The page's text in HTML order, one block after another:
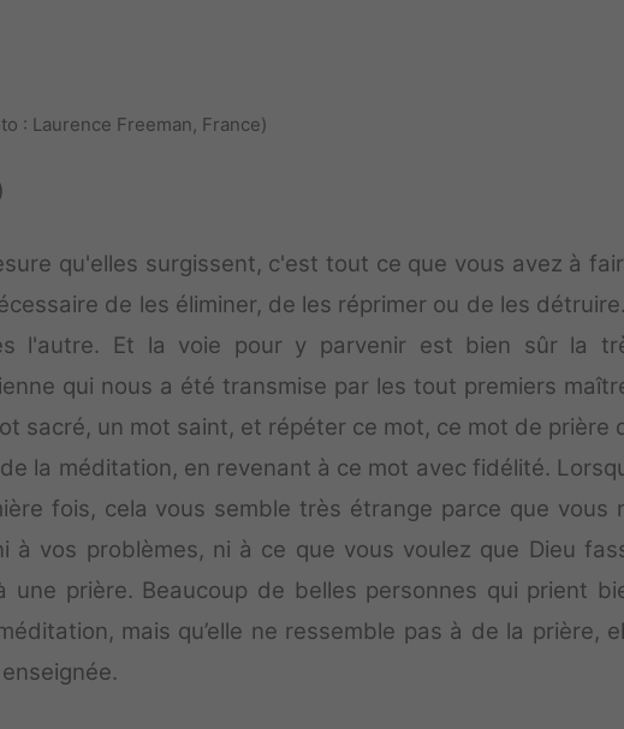
: Laurence Freeman, France)
qu'elles surgissent, c'est tout ce que vous avez à
de les éliminer, de les réprimer ou de les
l'autre. Et la voie pour y parvenir est bien sûr la
qui nous a été transmise par les tout premiers
sacré, un mot saint, et répéter ce mot, ce mot de prière
la méditation, en revenant à ce mot avec fidélité.
fois, cela vous semble très étrange parce que vous
à vos problèmes, ni à ce que vous voulez que Dieu
prière. Beaucoup de belles personnes qui prient
mais qu’elle ne ressemble pas à de la prière,